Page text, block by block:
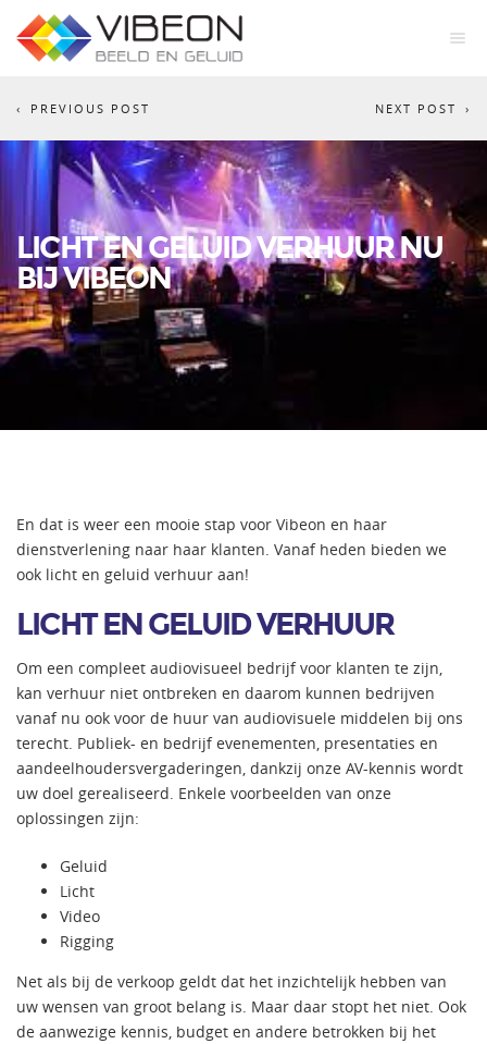
NEXT POST
PREVIOUS POST
LICHT EN GELUID VERHUUR NU
BIJ VIBEON
En dat is weer een mooie stap voor Vibeon en haar
dienstverlening naar haar klanten. Vanaf heden bieden we
ook licht en geluid verhuur aan!
LICHT EN GELUID VERHUUR
Om een compleet audiovisueel bedrijf voor klanten te zijn,
kan verhuur niet ontbreken en daarom kunnen bedrijven
vanaf nu ook voor de huur van audiovisuele middelen bij ons
terecht. Publiek- en bedrijf evenementen, presentaties en
aandeelhoudersvergaderingen, dankzij onze AV-kennis wordt
uw doel gerealiseerd. Enkele voorbeelden van onze
oplossingen zijn:
Geluid
Licht
Video
Rigging
Net als bij de verkoop geldt dat het inzichtelijk hebben van
uw wensen van groot belang is. Maar daar stopt het niet. Ook
de aanwezige kennis, budget en andere betrokken bij het